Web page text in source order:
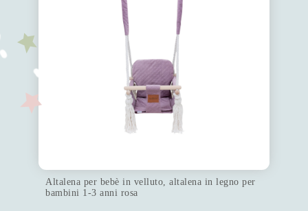
Altalena per bebè in velluto, altalena in legno per
bambini 1-3 anni rosa